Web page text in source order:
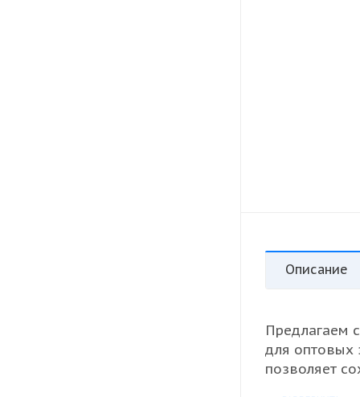
Описание
Предлагаем
для оптовых
позволяет